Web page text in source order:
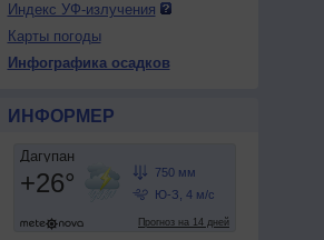
Индекс УФ-излучения
Карты погоды
Инфографика осадков
ИНФОРМЕР